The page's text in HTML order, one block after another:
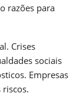
razões para
Crises
sociais
Empresas
riscos.